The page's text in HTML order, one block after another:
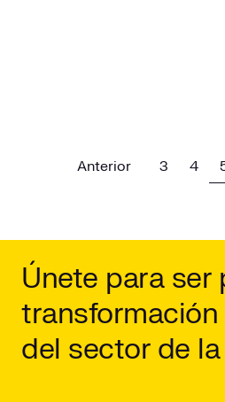
Anterior Previous
3 4
Únete para ser
transformación
del sector de